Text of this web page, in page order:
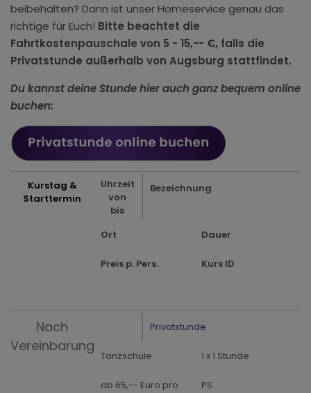
beibehalten? Dann ist unser Homeservice genau das
richtige für Euch! Bitte beachtet die
Fahrtkostenpauschale von 5 - 15,-- €, falls die
Privatstunde außerhalb von Augsburg stattfindet.
Du kannst deine Stunde hier auch ganz bequem online
buchen:
Kurstag &
Starttermin
Uhrzeit
von
bis
Bezeichnung
Ort Dauer
Preis p. Pers. Kurs ID
Nach
Vereinbarung
Privatstunde
Tanzschule 1 x 1 Stunde
ab 65,-- Euro pro
PS